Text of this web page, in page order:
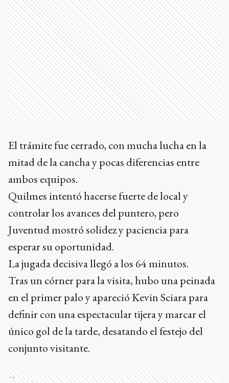
El trámite fue cerrado, con mucha lucha en la
mitad de la cancha y pocas diferencias entre
ambos equipos.
Quilmes intentó hacerse fuerte de local y
controlar los avances del puntero, pero
Juventud mostró solidez y paciencia para
esperar su oportunidad.
La jugada decisiva llegó a los 64 minutos.
Tras un córner para la visita, hubo una peinada
en el primer palo y apareció Kevin Sciara para
definir con una espectacular tijera y marcar el
único gol de la tarde, desatando el festejo del
conjunto visitante.
Ads